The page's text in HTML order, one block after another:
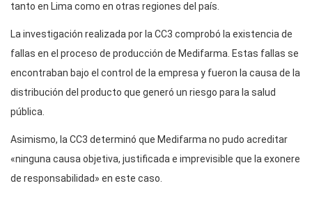
tanto en Lima como en otras regiones del país.
La investigación realizada por la CC3 comprobó la existencia de
fallas en el proceso de producción de Medifarma. Estas fallas se
encontraban bajo el control de la empresa y fueron la causa de la
distribución del producto que generó un riesgo para la salud
pública.
Asimismo, la CC3 determinó que Medifarma no pudo acreditar
«ninguna causa objetiva, justificada e imprevisible que la exonere
de responsabilidad» en este caso.